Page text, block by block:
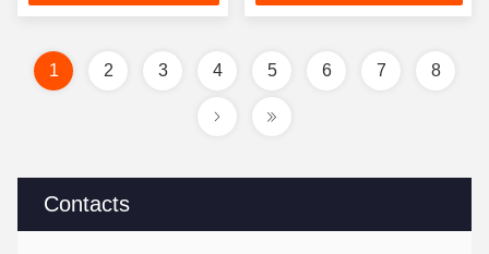
Contacts
1 2 3 4 5 6 7 8